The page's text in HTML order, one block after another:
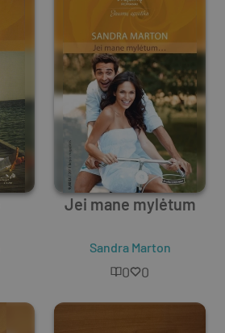
Jei mane mylėtum
Sandra Marton
0 0